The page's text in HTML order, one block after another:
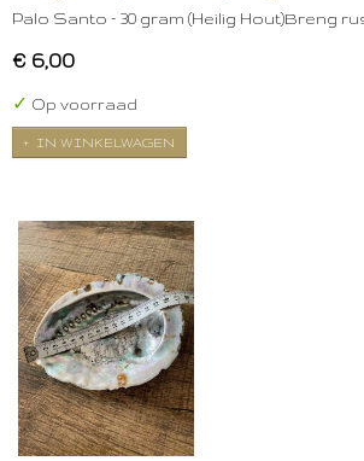
Palo Santo – 30 gram (Heilig Hout)Breng
€ 6,00
✓ Op voorraad
IN WINKELWAGEN